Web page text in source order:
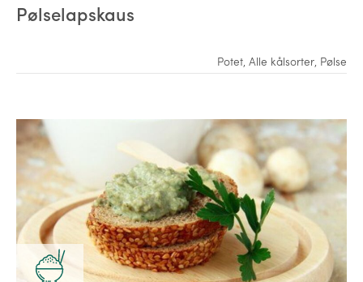
Pølselapskaus
Potet Alle kålsorter Pølse